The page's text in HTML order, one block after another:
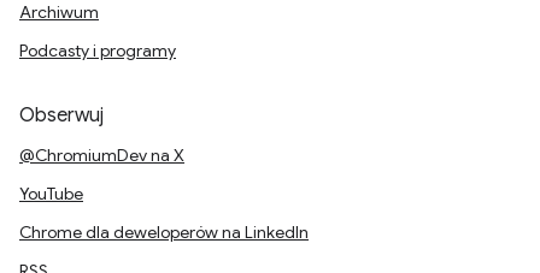
Archiwum
Podcasty i programy
Obserwuj
@ChromiumDev na X
YouTube
Chrome dla deweloperów na LinkedIn